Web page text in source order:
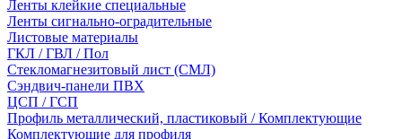
Ленты клейкие специальные
Ленты сигнально-оградительные
Листовые материалы
ГКЛ / ГВЛ / Пол
Стекломагнезитовый лист (СМЛ)
Сэндвич-панели ПВХ
ЦСП / ГСП
Профиль металлический, пластиковый / Комплектующие
Комплектующие для профиля